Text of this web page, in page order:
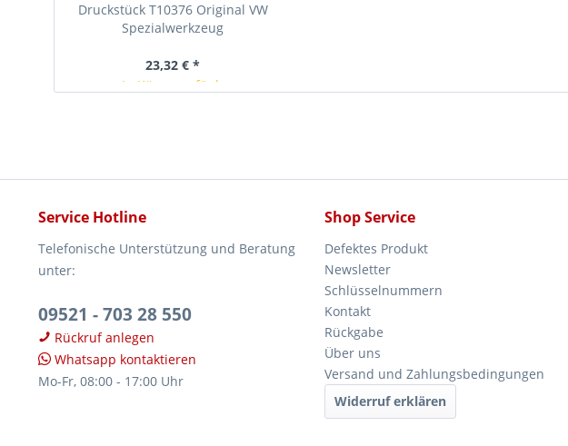
Druckstück T10376 Original VW
Spezialwerkzeug
23,32 € *
In Kürze verfügbar
Service Hotline
Telefonische Unterstützung und Beratung
unter:
09521 - 703 28 550
Rückruf anlegen
Whatsapp kontaktieren
Mo-Fr, 08:00 - 17:00 Uhr
Shop Service
Defektes Produkt
Newsletter
Schlüsselnummern
Kontakt
Rückgabe
Über uns
Versand und Zahlungsbedingungen
Widerruf erklären